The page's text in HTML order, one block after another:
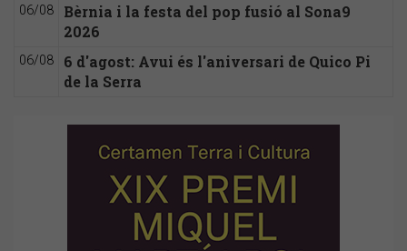
06/08
Bèrnia i la festa del pop fusió al Sona9
2026
06/08
6 d'agost: Avui és l'aniversari de Quico Pi
de la Serra